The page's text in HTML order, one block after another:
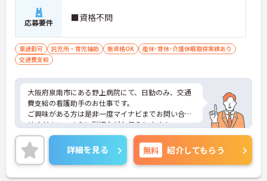
応募要件 ■資格不問
車通勤可 託児所・育児補助 無資格OK
産休･育休･介護休暇取得実績あり
交通費支給
大阪府泉南市にある野上病院にて、日勤のみ、交通
費支給の看護助手のお仕事です。
ご興味がある方は是非一度マイナビまでお問い合わ
せください。さらに詳細などお伝えします！
詳細を見る 無料 紹介してもらう